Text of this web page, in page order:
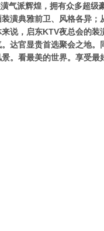
气派辉煌，拥有众多超级
潢典雅前卫、风格各异
说，启东KTV夜总会的装
达官显贵首选聚会之地
。看最美的世界。享受